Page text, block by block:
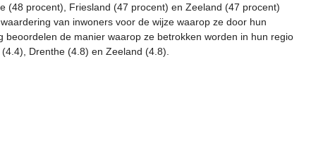
(48 procent), Friesland (47 procent) en Zeeland (47 procent)
van inwoners voor de wijze waarop ze door hun
de manier waarop ze betrokken worden in hun regio
Drenthe (4.8) en Zeeland (4.8).